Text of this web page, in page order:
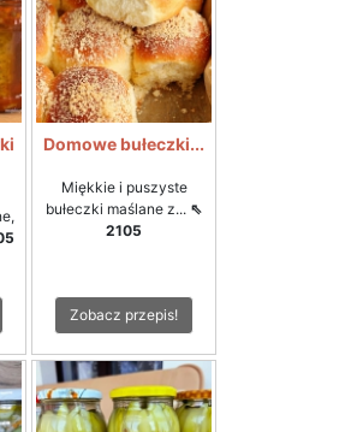
Domowe bułeczki...
Miękkie i puszyste
bułeczki maślane z... ⇖
2105
Zobacz przepis!